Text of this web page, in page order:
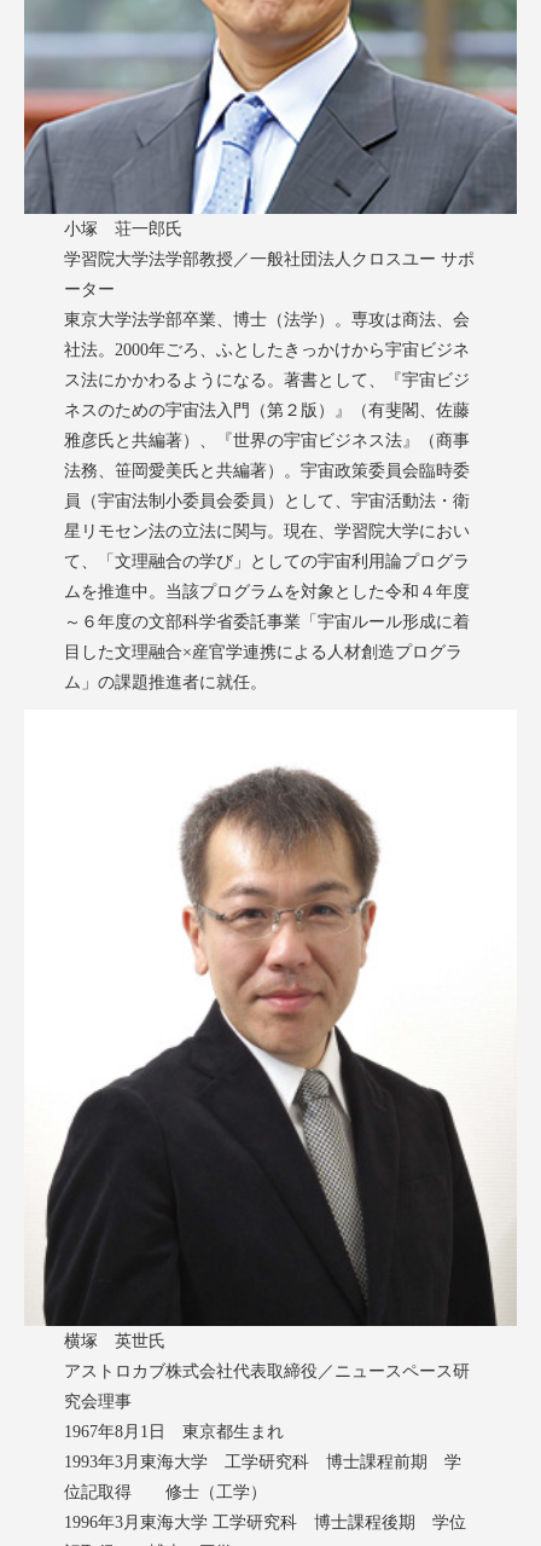
小塚 荘一郎氏
学習院大学法学部教授／一般社団法人クロスユー サポ
ーター
東京大学法学部卒業、博士（法学）。専攻は商法、会
社法。2000年ごろ、ふとしたきっかけから宇宙ビジネ
ス法にかかわるようになる。著書として、『宇宙ビジ
ネスのための宇宙法入門（第２版）』（有斐閣、佐藤
雅彦氏と共編著）、『世界の宇宙ビジネス法』（商事
法務、笹岡愛美氏と共編著）。宇宙政策委員会臨時委
員（宇宙法制小委員会委員）として、宇宙活動法・衛
星リモセン法の立法に関与。現在、学習院大学におい
て、「文理融合の学び」としての宇宙利用論プログラ
ムを推進中。当該プログラムを対象とした令和４年度
～６年度の文部科学省委託事業「宇宙ルール形成に着
目した文理融合×産官学連携による人材創造プログラ
ム」の課題推進者に就任。
横塚 英世氏
アストロカブ株式会社代表取締役／ニュースペース研
究会理事
1967年8月1日 東京都生まれ
1993年3月東海大学 工学研究科 博士課程前期 学
位記取得 修士（工学）
1996年3月東海大学 工学研究科 博士課程後期 学位